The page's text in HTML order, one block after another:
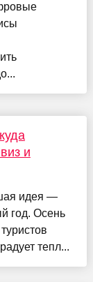
и
идея —
год. Осень
тепл...